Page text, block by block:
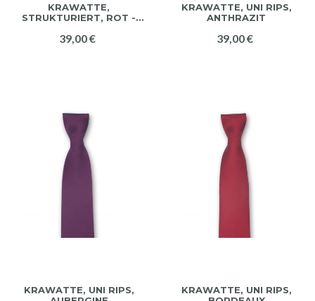
KRAWATTE,
STRUKTURIERT, ROT -
39,00 €
KRAWATTE, UNI RIPS,
ANTHRAZIT
39,00 €
KRAWATTE, UNI RIPS,
KRAWATTE, UNI RIPS,